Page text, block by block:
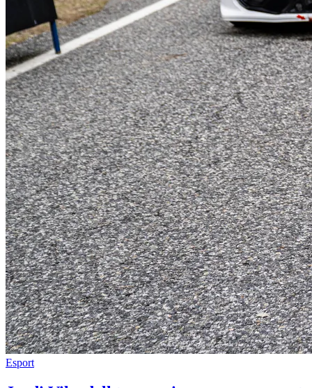
Esport